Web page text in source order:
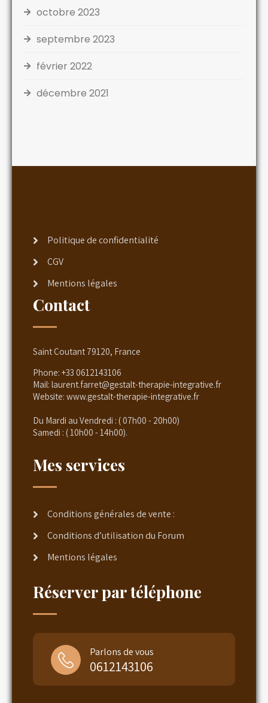
octobre 2023
septembre 2023
février 2022
décembre 2021
Politique de confidentialité
CGV
Mentions légales
Contact
Saint Coutant 79120, France
Phone: +33 0612143106
Mail: laurent.farret@gestalt-therapie-integrative.fr
Website: www.gestalt-therapie-integrative.fr
Du Mardi au Vendredi : ( 07h00 - 20h00)
Samedi : ( 10h00 - 14h00).
Mes services
Conditions générales de vente :
Conditions d’utilisation du Forum
Mentions légales
Réserver par téléphone
Parlons de vous
0612143106